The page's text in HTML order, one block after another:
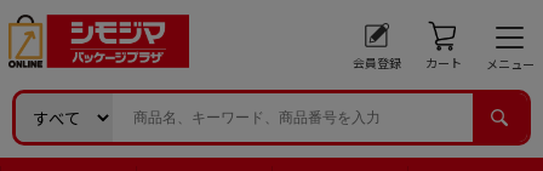
会員登録 カート メニュー